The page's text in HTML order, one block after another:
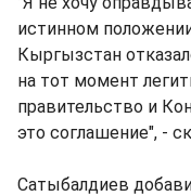
истинном
Кыргызстан
на тот момент
правительство и
это соглашение", -
Сатыбалдиев